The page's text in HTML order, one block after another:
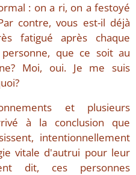
: on a ri, on a festoyé
contre, vous est-il déjà
fatigué après chaque
que ce soit au
Moi, oui. Je me suis
et plusieurs
à la conclusion que
intentionnellement
vitale d'autrui pour leur
dit, ces personnes